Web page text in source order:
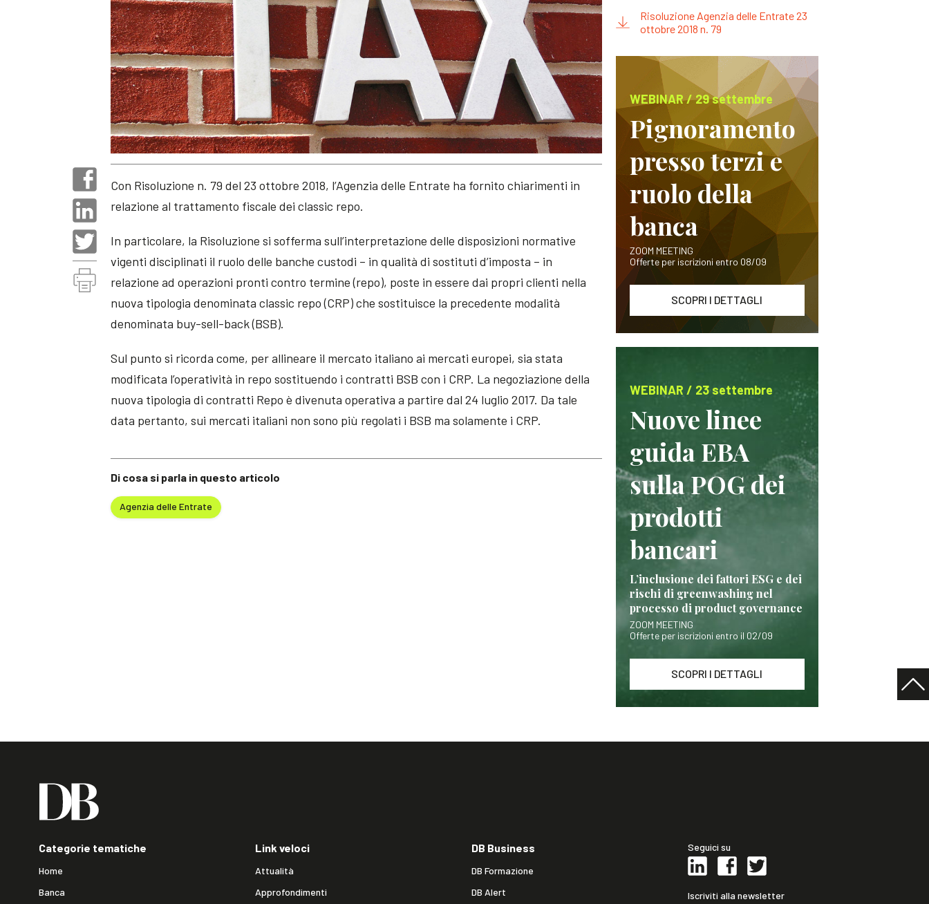
Di cosa si parla in questo articolo
Agenzia delle Entrate
Con Risoluzione n. 79 del 23 ottobre 2018, l’Agenzia delle Entrate ha fornito chiarimenti in
relazione al trattamento fiscale dei classic repo.
In particolare, la Risoluzione si sofferma sull’interpretazione delle disposizioni normative
vigenti disciplinati il ruolo delle banche custodi – in qualità di sostituti d’imposta – in
relazione ad operazioni pronti contro termine (repo), poste in essere dai propri clienti nella
nuova tipologia denominata classic repo (CRP) che sostituisce la precedente modalità
denominata buy-sell-back (BSB).
Sul punto si ricorda come, per allineare il mercato italiano ai mercati europei, sia stata
modificata l’operatività in repo sostituendo i contratti BSB con i CRP. La negoziazione della
nuova tipologia di contratti Repo è divenuta operativa a partire dal 24 luglio 2017. Da tale
data pertanto, sui mercati italiani non sono più regolati i BSB ma solamente i CRP.
Risoluzione Agenzia delle Entrate 23
ottobre 2018 n. 79
WEBINAR / 29 settembre
Pignoramento
presso terzi e
ruolo della
banca
ZOOM MEETING
Offerte per iscrizioni entro 08/09
SCOPRI I DETTAGLI
WEBINAR / 23 settembre
Nuove linee
guida EBA
sulla POG dei
prodotti
bancari
L’inclusione dei fattori ESG e dei
rischi di greenwashing nel
processo di product governance
ZOOM MEETING
Offerte per iscrizioni entro il 02/09
SCOPRI I DETTAGLI
Categorie tematiche
Home
Banca
Link veloci
Attualità
Approfondimenti
DB Business
DB Formazione
DB Alert
Seguici su
Iscriviti alla newsletter